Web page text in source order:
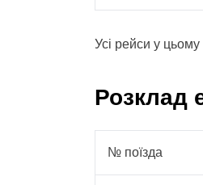
Усі рейси у
Розклад
№ поїзда